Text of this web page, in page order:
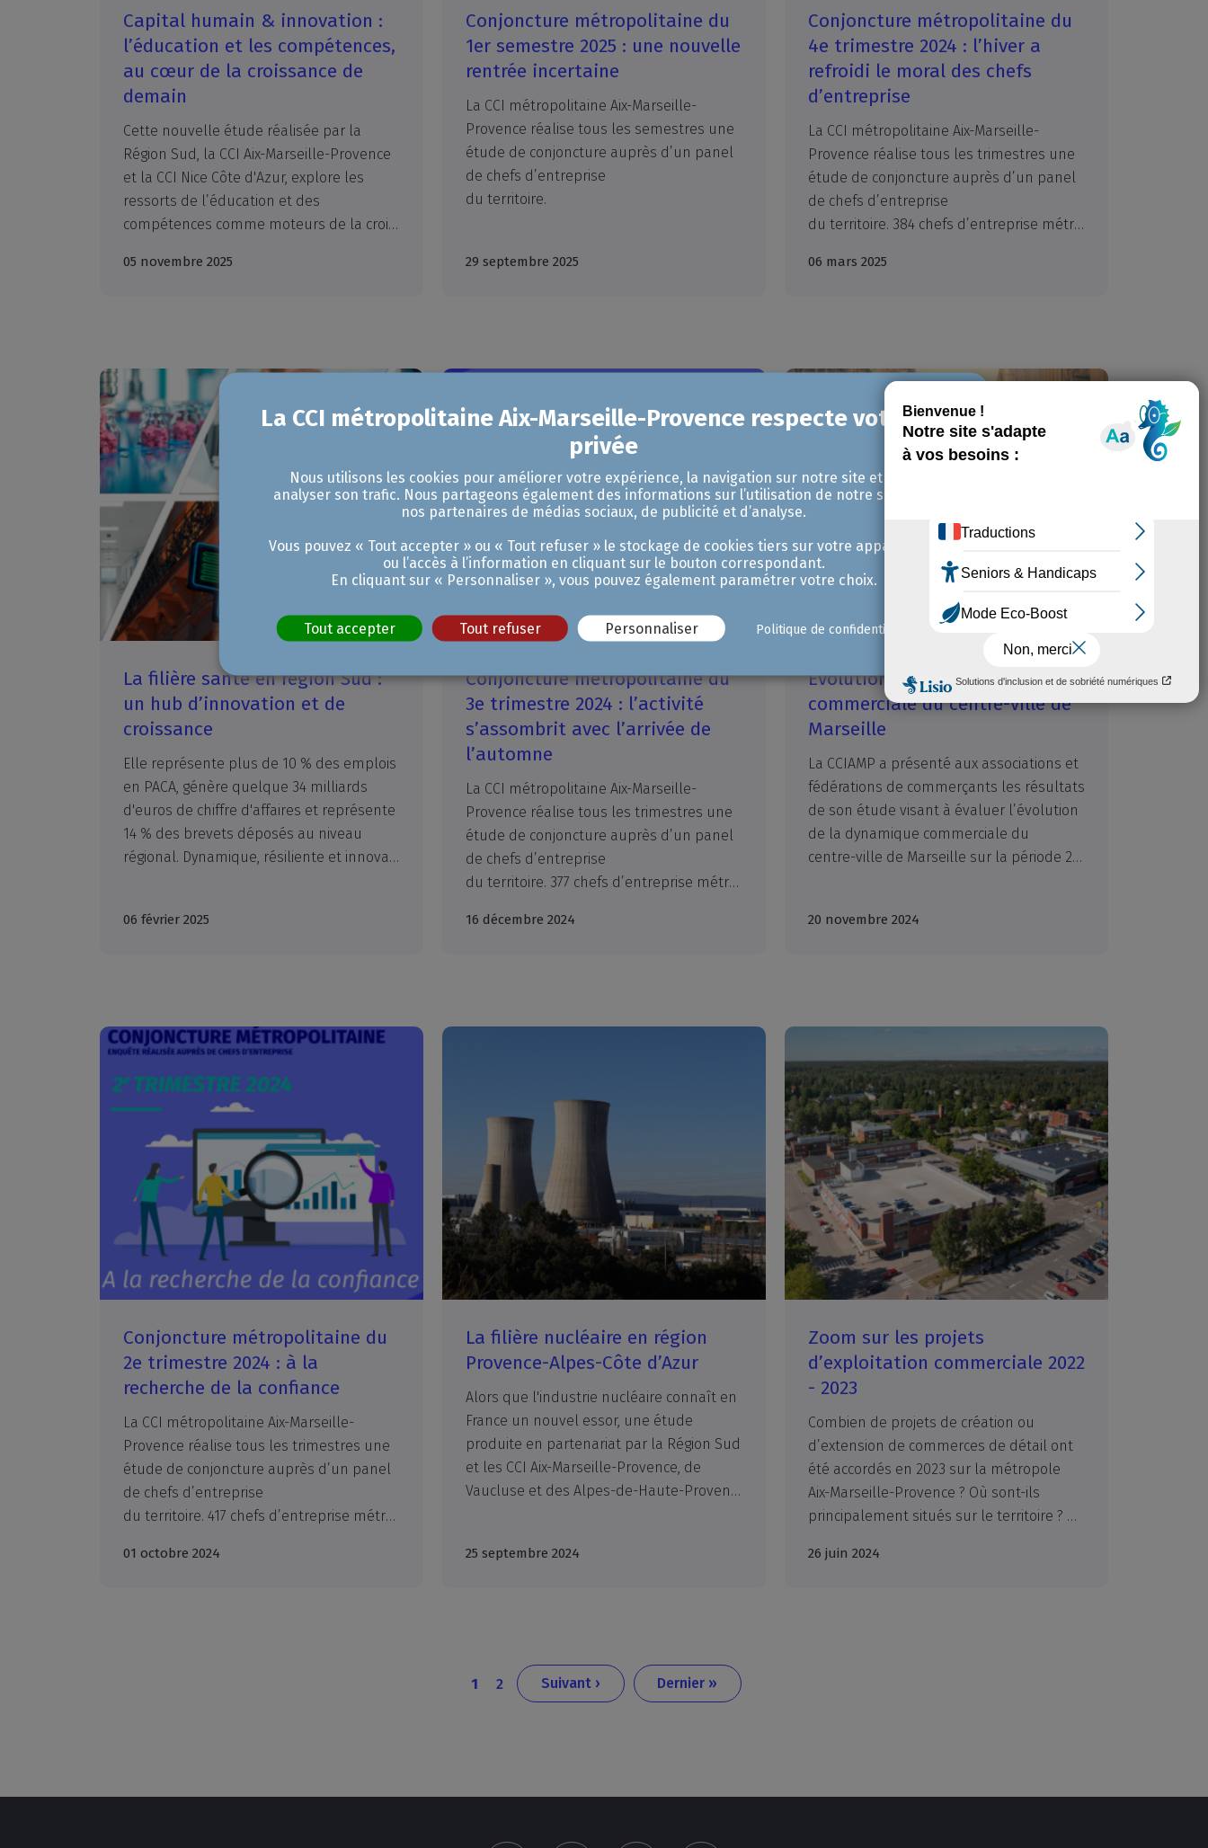
Capital humain & innovation :
l’éducation et les compétences,
au cœur de la croissance de
demain
Cette nouvelle étude réalisée par la
Région Sud, la CCI Aix-Marseille-Provence
et la CCI Nice Côte d'Azur, explore les
ressorts de l’éducation et des
compétences comme moteurs de la croissance de demain. Entre excellence scientifique, soutien public à la R&D et fragilités structurelles persistantes, la France doit renforcer l’articulation entre éducation, compétences et innovation pour soutenir une croissance durable et inclusive.
05 novembre 2025
Conjoncture métropolitaine du
1er semestre 2025 : une nouvelle
rentrée incertaine
La CCI métropolitaine Aix-Marseille-
Provence réalise tous les semestres une
étude de conjoncture auprès d’un panel
de chefs d’entreprise
du territoire.
29 septembre 2025
Conjoncture métropolitaine du
4e trimestre 2024 : l’hiver a
refroidi le moral des chefs
d’entreprise
La CCI métropolitaine Aix-Marseille-
Provence réalise tous les trimestres une
étude de conjoncture auprès d’un panel
de chefs d’entreprise
du territoire. 384 chefs d’entreprise métropolitains ont répondu à notre enquête portant sur leur activité du 4e trimestre 2024, avec un point d’actualité à la date d’enquête, soit du 13 janvier au 13 février 2025.
06 mars 2025
La filière santé en région Sud :
un hub d’innovation et de
croissance
Elle représente plus de 10 % des emplois
en PACA, génère quelque 34 milliards
d'euros de chiffre d'affaires et représente
14 % des brevets déposés au niveau
régional. Dynamique, résiliente et innovante, la filière Santé a été passée au scanner par les experts de Connaissance du Territoire-Région Sud et le réseau CCI Provence-Alpes-Côte d'Azur- en collaboration avec Eurobiomed et le soutien de risingSUD.
06 février 2025
Conjoncture métropolitaine du
3e trimestre 2024 : l’activité
s’assombrit avec l’arrivée de
l’automne
La CCI métropolitaine Aix-Marseille-
Provence réalise tous les trimestres une
étude de conjoncture auprès d’un panel
de chefs d’entreprise
du territoire. 377 chefs d’entreprise métropolitains ont répondu à notre enquête portant sur leur activité du 3e trimestre 2024, avec un point d’actualité à la date d’enquête, soit du 13 novembre au 6 décembre 2024.
16 décembre 2024
Evolution de la dynamique
commerciale du centre-ville de
Marseille
La CCIAMP a présenté aux associations et
fédérations de commerçants les résultats
de son étude visant à évaluer l’évolution
de la dynamique commerciale du
centre-ville de Marseille sur la période 2021-2023. Cette étude a consisté en l’analyse de l’évolution de l’offre commerciale sur les principaux axes marchands du centre-ville de Marseille, l’analyse des valeurs locatives et fonds de commerce sur le périmètre ainsi que celle de l’activité commerciale selon le ressenti des commerçants. Plus de 200 commerçants ont répondu à l’enquête.
20 novembre 2024
Conjoncture métropolitaine du
2e trimestre 2024 : à la
recherche de la confiance
La CCI métropolitaine Aix-Marseille-
Provence réalise tous les trimestres une
étude de conjoncture auprès d’un panel
de chefs d’entreprise
du territoire. 417 chefs d’entreprise métropolitains ont répondu à notre enquête portant sur leur activité du 2e trimestre 2024, avec un point d’actualité à la date d’enquête, soit du 17 juillet au 20 septembre 2024.
01 octobre 2024
La filière nucléaire en région
Provence-Alpes-Côte d’Azur
Alors que l'industrie nucléaire connaît en
France un nouvel essor, une étude
produite en partenariat par la Région Sud
et les CCI Aix-Marseille-Provence, de
Vaucluse et des Alpes-de-Haute-Provence permet d’établir et de resituer la place de notre région dans le paysage nucléaire français apportant un éclairage inédit sur les sous-traitants régionaux et leurs perspectives de développement.
25 septembre 2024
Zoom sur les projets
d’exploitation commerciale 2022
- 2023
Combien de projets de création ou
d’extension de commerces de détail ont
été accordés en 2023 sur la métropole
Aix-Marseille-Provence ? Où sont-ils
principalement situés sur le territoire ? Quelle est la nature de ces projets ? Décryptage.
26 juin 2024
Page
courante
1 Page
2 Page
Suivant › Dernière
Dernier »
Nous utilisons les cookies pour améliorer votre expérience, la navigation sur notre site et pour
analyser son trafic. Nous partageons également des informations sur l’utilisation de notre site avec
nos partenaires de médias sociaux, de publicité et d’analyse.
Vous pouvez « Tout accepter » ou « Tout refuser » le stockage de cookies tiers sur votre appareil et /
ou l’accès à l’information en cliquant sur le bouton correspondant.
En cliquant sur « Personnaliser », vous pouvez également paramétrer votre choix.
Tout accepter Tout refuser Personnaliser Politique de confidentialité